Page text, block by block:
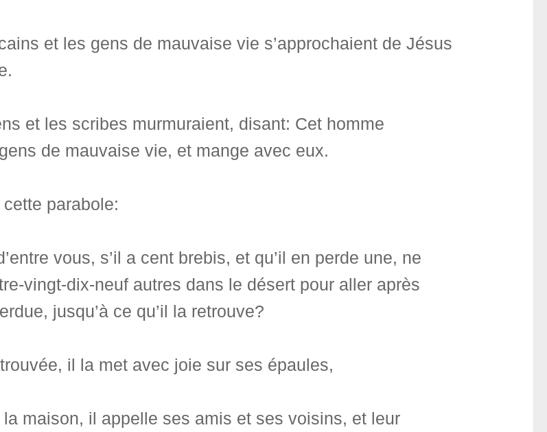
et les gens de mauvaise vie s’approchaient de Jésus
et les scribes murmuraient, disant: Cet homme
de mauvaise vie, et mange avec eux.
parabole:
vous, s’il a cent brebis, et qu’il en perde une, ne
vingt-dix-neuf autres dans le désert pour aller après
jusqu’à ce qu’il la retrouve?
il la met avec joie sur ses épaules,
la maison, il appelle ses amis et ses voisins, et leur